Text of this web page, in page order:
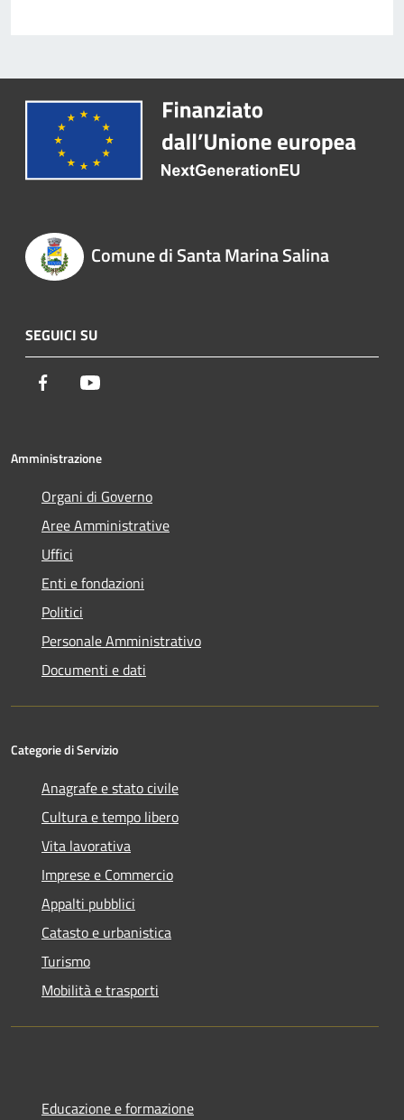
Comune di Santa Marina Salina
SEGUICI SU
Facebook
Amministrazione
Organi di Governo
Aree Amministrative
Uffici
Enti e fondazioni
Politici
Personale Amministrativo
Documenti e dati
Categorie di Servizio
Anagrafe e stato civile
Cultura e tempo libero
Vita lavorativa
Imprese e Commercio
Appalti pubblici
Catasto e urbanistica
Turismo
Mobilità e trasporti
Educazione e formazione